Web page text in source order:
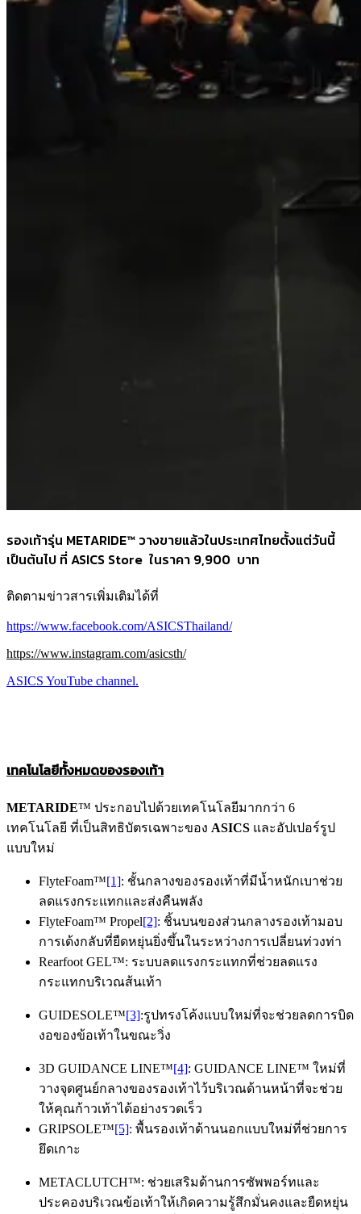
รองเท้ารุ่น METARIDE™ วางขายแล้วในประเทศไทยตั้งแต่วันนี้
เป็นต้นไป ที่ ASICS Store ในราคา 9,900 บาท
ติดตามข่าวสารเพิ่มเติมได้ที่
https://www.facebook.com/ASICSThailand/
https://www.instagram.com/asicsth/
ASICS YouTube channel.
เทคโนโลยีทั้งหมดของรองเท้า
METARIDE™ ประกอบไปด้วยเทคโนโลยีมากกว่า 6
เทคโนโลยี ที่เป็นสิทธิบัตรเฉพาะของ ASICS และอัปเปอร์รูป
แบบใหม่
FlyteFoam™[1]: ชั้นกลางของรองเท้าที่มีน้ำหนักเบาช่วย
ลดแรงกระแทกและส่งคืนพลัง
FlyteFoam™ Propel[2]: ชิ้นบนของส่วนกลางรองเท้ามอบ
การเด้งกลับที่ยืดหยุ่นยิ่งขึ้นในระหว่างการเปลี่ยนท่วงท่า
Rearfoot GEL™: ระบบลดแรงกระแทกที่ช่วยลดแรง
กระแทกบริเวณส้นเท้า
GUIDESOLE™[3]:รูปทรงโค้งแบบใหม่ที่จะช่วยลดการบิด
งอของข้อเท้าในขณะวิ่ง
3D GUIDANCE LINE™[4]: GUIDANCE LINE™ ใหม่ที่
วางจุดศูนย์กลางของรองเท้าไว้บริเวณด้านหน้าที่จะช่วย
ให้คุณก้าวเท้าได้อย่างรวดเร็ว
GRIPSOLE™[5]: พื้นรองเท้าด้านนอกแบบใหม่ที่ช่วยการ
ยึดเกาะ
METACLUTCH™: ช่วยเสริมด้านการซัพพอร์ทและ
ประคองบริเวณข้อเท้าให้เกิดความรู้สึกมั่นคงและยืดหยุ่น